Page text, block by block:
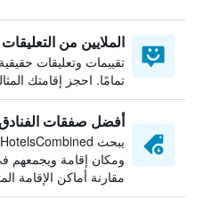
الملايين من التعليقات
تقييمات وتعليقات
تمامًا. احجز إقامتك
أفضل صفقات
ومكان إقامة
مقارنة أماكن الإقامة